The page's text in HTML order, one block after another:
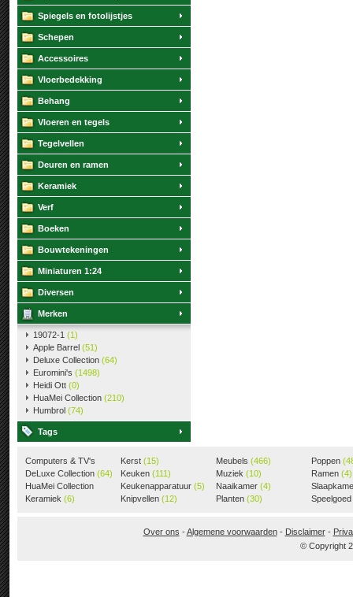
Spiegels en fotolijstjes
Schepen
Accessoires
Vloerbedekking
Behang
Vloeren en tegels
Tegelvellen
Deuren en ramen
Keramiek
Verf
Boeken
Bouwtekeningen
Miniaturen 1:24
Diversen
Merken
19072-1 (1)
Apple Barrel (51)
Deluxe Collection (64)
Euromini's (1498)
Heidi Ott (0)
HuaMei Collection (210)
Humbrol (74)
Tags
Computers & TV's
(18)
DeLuxe Collection (64)
HuaMei Collection
(205)
Keramiek (6)
Kerst (15)
Keuken (111)
Keukenapparatuur (5)
Knipvellen (12)
Meubels (466)
Muziek (10)
Naaikamer (4)
Planten (30)
Poppen
Ramen (4)
Speelgoed
Over ons -Algemene voorwaarden- Disclaimer-
© Copyright